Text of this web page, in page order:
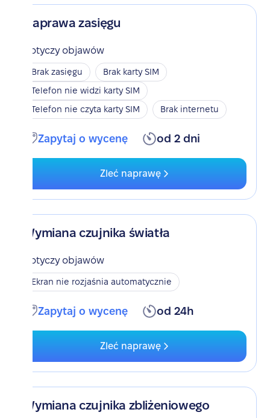
Naprawa zasięgu
Dotyczy objawów
Brak zasięgu
Brak karty SIM
Telefon nie widzi karty SIM
Telefon nie czyta karty SIM
Brak internetu
Zapytaj o wycenę od 2 dni
Zleć naprawę
Wymiana czujnika światła
Dotyczy objawów
Ekran nie rozjaśnia automatycznie
Zapytaj o wycenę od 24h
Zleć naprawę
Wymiana czujnika zbliżeniowego